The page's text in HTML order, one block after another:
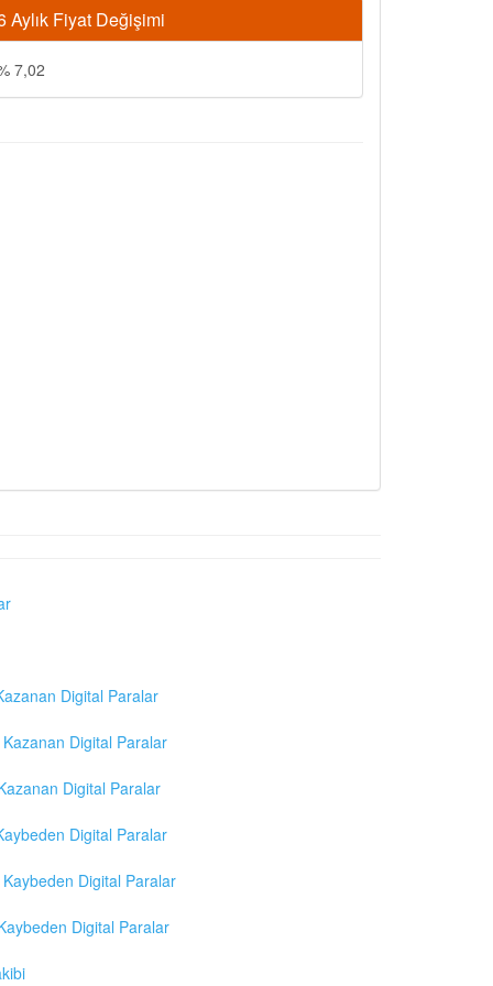
Aylık Fiyat Değişimi
7,02
Digital Paralar
Digital Paralar
Digital Paralar
Digital Paralar
Digital Paralar
Digital Paralar